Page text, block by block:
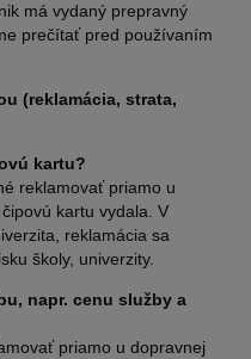
má vydaný prepravný
prečítať pred používaním
(reklamácia, strata,
kartu?
reklamovať priamo u
kartu vydala. V
reklamácia sa
školy, univerzity.
napr. cenu služby a
priamo u dopravnej